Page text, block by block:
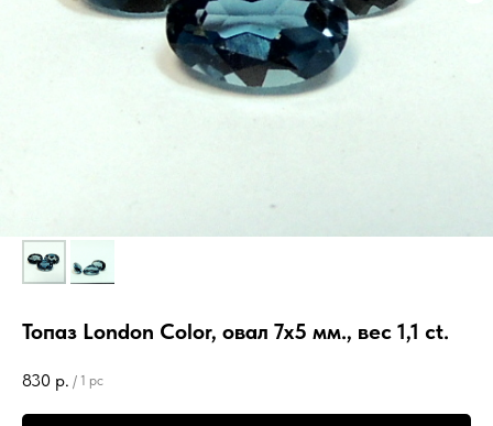
Топаз London Color, овал 7х5 мм., вес 1,1 ct.
830 р. / 1 pc